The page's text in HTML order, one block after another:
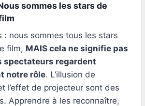
sommes les stars de
: nous sommes tous les stars
film, MAIS cela ne signifie pas
spectateurs regardent
notre rôle. L’illusion de
l’effet de projecteur sont des
Apprendre à les reconnaître,